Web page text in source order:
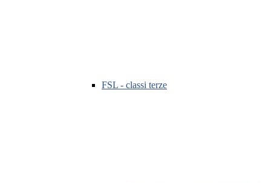
FSL - classi terze